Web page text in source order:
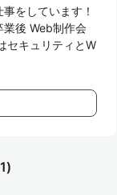
をしています！
業後 Web制作会
セキュリティとW